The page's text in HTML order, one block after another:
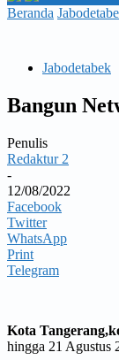
Beranda
Jabodetabek
Bangun
Penulis
Redaktur 2
-
12/08/2022
Facebook
Twitter
WhatsApp
Print
Telegram
Kota
hingga 21 Agustus